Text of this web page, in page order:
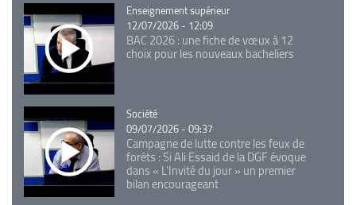
Catégorie
Enseignement supérieur
12/07/2026 - 12:09
BAC 2026 : une fiche de vœux à 12
choix pour les nouveaux bacheliers
Catégorie
Société
09/07/2026 - 09:37
Campagne de lutte contre les feux de
forêts : Si Ali Essaid de la DGF évoque
dans « L'Invité du jour » un premier
bilan encourageant